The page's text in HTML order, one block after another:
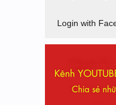
Login with